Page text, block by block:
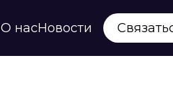
О насНовости